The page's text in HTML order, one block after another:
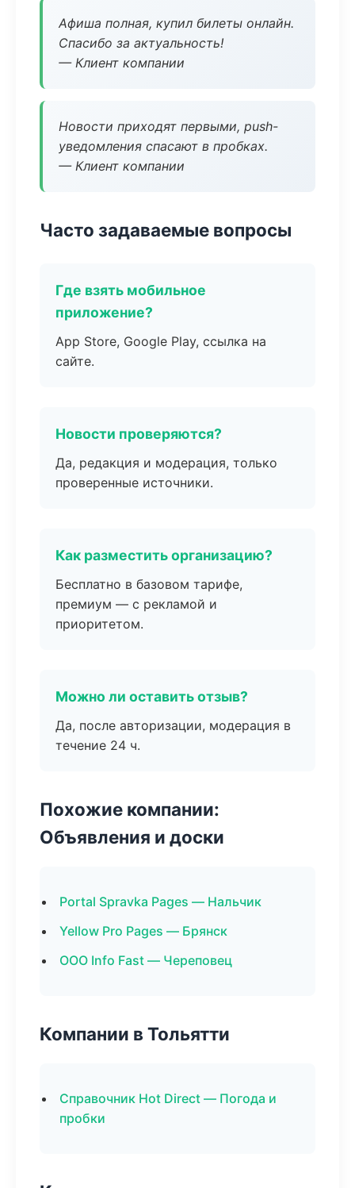
Афиша полная, купил билеты онлайн.
Спасибо за актуальность!
— Клиент компании
Новости приходят первыми, push-
уведомления спасают в пробках.
— Клиент компании
Часто задаваемые вопросы
Где взять мобильное
приложение?
App Store, Google Play, ссылка на
сайте.
Новости проверяются?
Да, редакция и модерация, только
проверенные источники.
Как разместить организацию?
Бесплатно в базовом тарифе,
премиум — с рекламой и
приоритетом.
Можно ли оставить отзыв?
Да, после авторизации, модерация в
течение 24 ч.
Похожие компании:
Объявления и доски
Portal Spravka Pages — Нальчик
Yellow Pro Pages — Брянск
ООО Info Fast — Череповец
Компании в Тольятти
Справочник Hot Direct — Погода и
пробки